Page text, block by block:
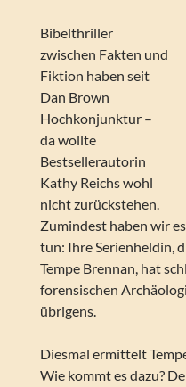
Bibelthriller
zwischen Fakten und
Fiktion haben seit
Dan Brown
Hochkonjunktur –
da wollte
Bestsellerautorin
Kathy Reichs wohl
nicht zurückstehen.
Zumindest haben wir
tun: Ihre Serienheldin,
Tempe Brennan, hat
forensischen
übrigens.
Diesmal ermittelt
Wie kommt es dazu?